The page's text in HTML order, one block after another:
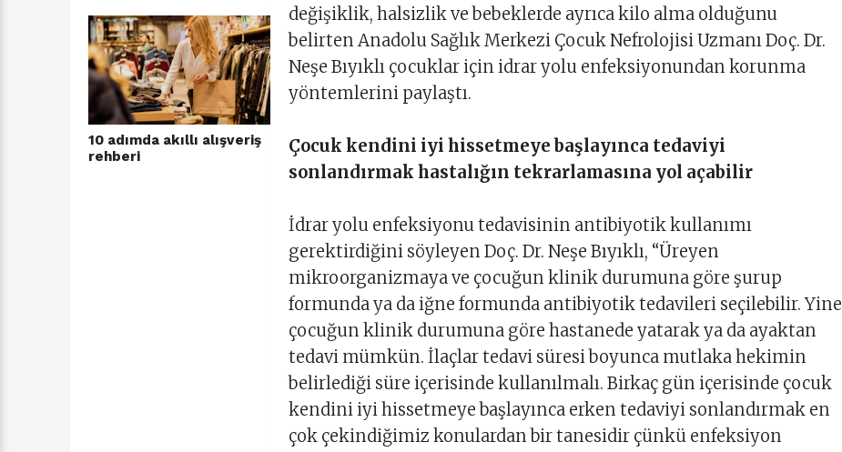
10 adımda akıllı alışveriş
rehberi
değişiklik, halsizlik ve bebeklerde ayrıca kilo alma olduğunu
belirten Anadolu Sağlık Merkezi Çocuk Nefrolojisi Uzmanı Doç. Dr.
Neşe Bıyıklı çocuklar için idrar yolu enfeksiyonundan korunma
yöntemlerini paylaştı.
Çocuk kendini iyi hissetmeye başlayınca tedaviyi
sonlandırmak hastalığın tekrarlamasına yol açabilir
İdrar yolu enfeksiyonu tedavisinin antibiyotik kullanımı
gerektirdiğini söyleyen Doç. Dr. Neşe Bıyıklı, “Üreyen
mikroorganizmaya ve çocuğun klinik durumuna göre şurup
formunda ya da iğne formunda antibiyotik tedavileri seçilebilir. Yine
çocuğun klinik durumuna göre hastanede yatarak ya da ayaktan
tedavi mümkün. İlaçlar tedavi süresi boyunca mutlaka hekimin
belirlediği süre içerisinde kullanılmalı. Birkaç gün içerisinde çocuk
kendini iyi hissetmeye başlayınca erken tedaviyi sonlandırmak en
çok çekindiğimiz konulardan bir tanesidir çünkü enfeksiyon